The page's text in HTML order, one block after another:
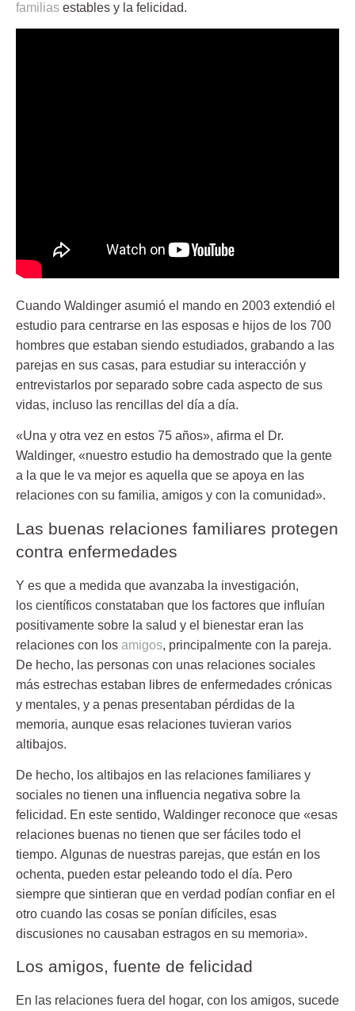
familias estables y la felicidad.
Cuando Waldinger asumió el mando en 2003 extendió el
estudio para centrarse en las esposas e hijos de los 700
hombres que estaban siendo estudiados, grabando a las
parejas en sus casas, para estudiar su interacción y
entrevistarlos por separado sobre cada aspecto de sus
vidas, incluso las rencillas del día a día.
«Una y otra vez en estos 75 años», afirma el Dr.
Waldinger, «nuestro estudio ha demostrado que la gente
a la que le va mejor es aquella que se apoya en las
relaciones con su familia, amigos y con la comunidad».
Las buenas relaciones familiares protegen
contra enfermedades
Y es que a medida que avanzaba la investigación,
los científicos constataban que los factores que influían
positivamente sobre la salud y el bienestar eran las
relaciones con los amigos, principalmente con la pareja.
De hecho, las personas con unas relaciones sociales
más estrechas estaban libres de enfermedades crónicas
y mentales, y a penas presentaban pérdidas de la
memoria, aunque esas relaciones tuvieran varios
altibajos.
De hecho, los altibajos en las relaciones familiares y
sociales no tienen una influencia negativa sobre la
felicidad. En este sentido, Waldinger reconoce que «esas
relaciones buenas no tienen que ser fáciles todo el
tiempo. Algunas de nuestras parejas, que están en los
ochenta, pueden estar peleando todo el día. Pero
siempre que sintieran que en verdad podían confiar en el
otro cuando las cosas se ponían difíciles, esas
discusiones no causaban estragos en su memoria».
Los amigos, fuente de felicidad
En las relaciones fuera del hogar, con los amigos, sucede